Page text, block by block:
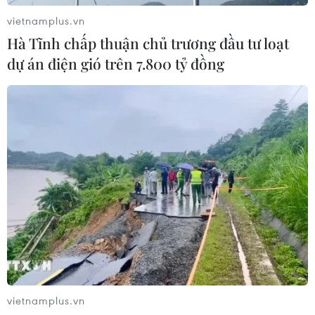
03/08/2026 01:40
CƠ QUAN CHỦ QUẢN: THÔNG TẤN XÃ VIỆT NAM
Tổng Biên tập: TRẦN TIẾN DUẨN
Phó Tổng Biên tập: NGUYỄN THỊ TÁM, KHÚC THANH
THỦY
Sở hữu trí tuệ
vietnamplus.vn
Hà Tĩnh chấp thuận chủ trương đầu tư loạt
dự án điện gió trên 7.800 tỷ đồng
vietnamplus.vn